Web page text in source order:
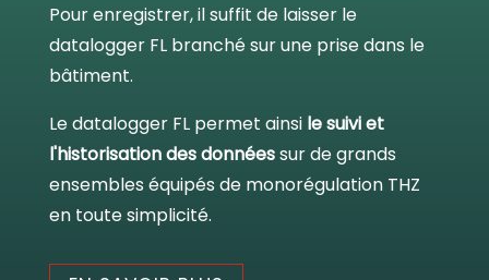
Pour enregistrer, il suffit de laisser le
datalogger FL branché sur une prise dans le
bâtiment.
Le datalogger FL permet ainsi le suivi et
l'historisation des donnéessur de grands
ensembles équipés de monorégulation THZ
en toute simplicité.